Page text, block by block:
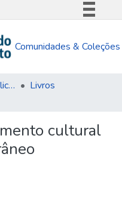
Comunica BR
Acesso à informação
Comunidades & Coleções
Navegar por Tipo de Publicação
Livros
cultural